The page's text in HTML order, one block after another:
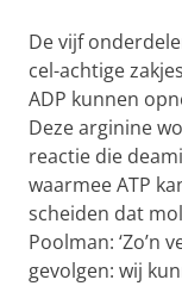
De vijf
cel-achtige
ADP kunnen
Deze arginine
reactie die
waarmee ATP
scheiden dat
Poolman: ‘Zo’n
gevolgen: wij